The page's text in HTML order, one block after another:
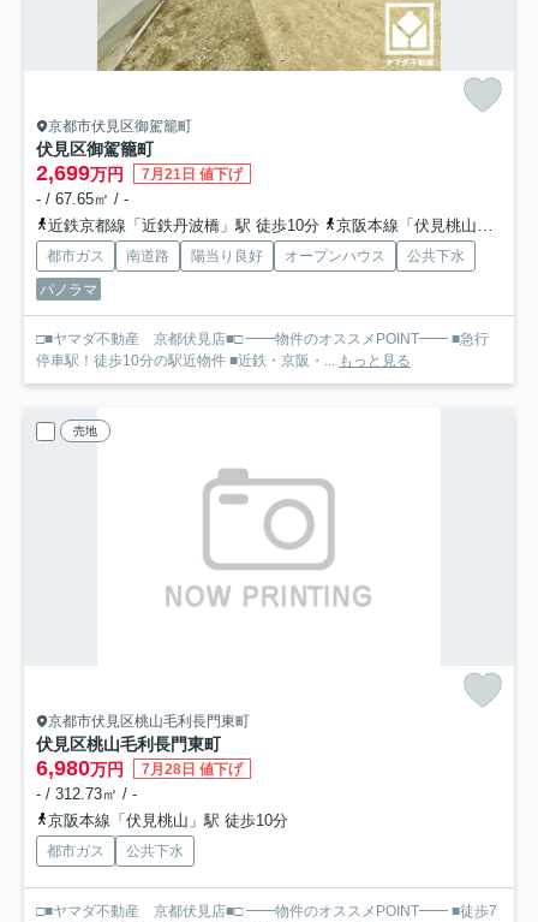
京都市伏見区御駕籠町
伏見区御駕籠町
2,699万円 7月21日 値下げ
- / 67.65㎡ / -
近鉄京都線「近鉄丹波橋」駅 徒歩10分
京阪本線「伏見桃山」駅 徒歩12分
都市ガス 南道路 陽当り良好 オープンハウス
公共下水
パノラマ
□■ヤマダ不動産 京都伏見店■□ ━━物件のオススメPOINT━━ ■急行
停車駅！徒歩10分の駅近物件 ■近鉄・京阪・...
もっと見る
売地
京都市伏見区桃山毛利長門東町
伏見区桃山毛利長門東町
6,980万円 7月28日 値下げ
- / 312.73㎡ / -
京阪本線「伏見桃山」駅 徒歩10分
都市ガス 公共下水
□■ヤマダ不動産 京都伏見店■□ ━━物件のオススメPOINT━━ ■徒歩7